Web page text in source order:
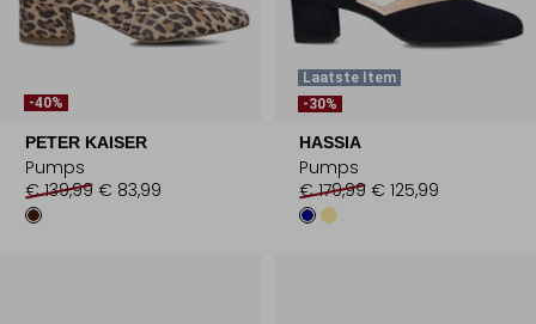
-40%
PETER KAISER
Pumps
€ 139,99 € 83,99
Laatste Item
-30%
HASSIA
Pumps
€ 179,99 € 125,99